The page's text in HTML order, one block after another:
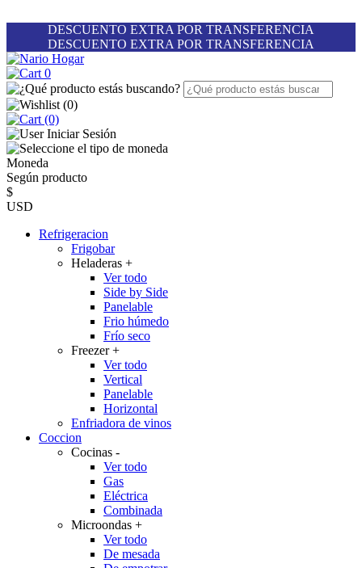
DESCUENTO EXTRA POR TRANSFERENCIA
DESCUENTO EXTRA POR TRANSFERENCIA
0
(0)
(0)
Iniciar Sesión
Moneda
Según producto
$
USD
Refrigeracion
Frigobar
Heladeras +
Ver todo
Side by Side
Panelable
Frio húmedo
Frío seco
Freezer+
Ver todo
Vertical
Panelable
Horizontal
Enfriadora de vinos
Coccion
Cocinas -
Ver todo
Gas
Eléctrica
Combinada
Microondas +
Ver todo
De mesada